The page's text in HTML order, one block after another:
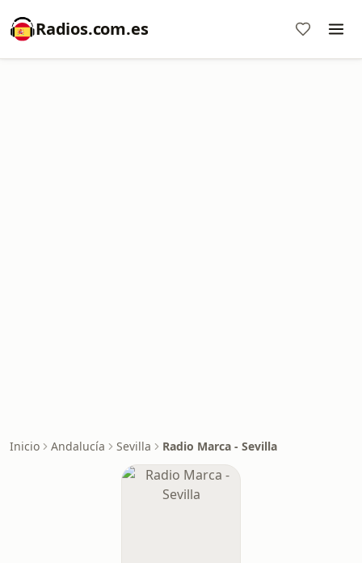
Radios.com.es
Inicio Andalucía Sevilla Radio Marca - Sevilla